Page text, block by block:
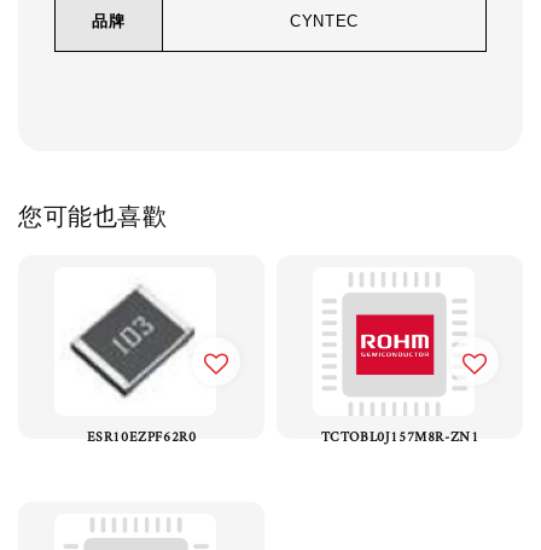
品牌 CYNTEC
您可能也喜歡
ESR10EZPF62R0 TCTOBL0J157M8R-ZN1